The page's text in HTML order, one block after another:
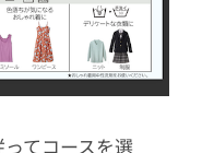
てコースを選